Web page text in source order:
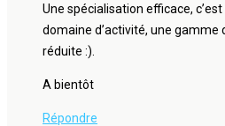
Une spécialisation efficace,
domaine d’activité, une gamme
réduite :).
A bientôt
Répondre